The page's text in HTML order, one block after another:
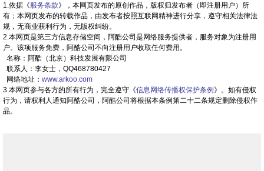
1.依据《服务条款》，本网页发布的原创作品，版权归发布者（即注册用户）所
有；本网页发布的转载作品，由发布者按照互联网精神进行分享，遵守相关法律法
规，无商业获利行为，无版权纠纷。
2.本网页是第三方信息存储空间，阿酷公司是网络服务提供者，服务对象为注册用
户。该项服务免费，阿酷公司不向注册用户收取任何费用。
名称：阿酷（北京）科技发展有限公司
联系人：李女士，QQ468780427
网络地址： www.arkoo.com
3.本网页参与各方的所有行为，完全遵守《信息网络传播权保护条例 》。如有侵权
行为，请权利人通知阿酷公司，阿酷公司将根据本条例第二十二条规定删除侵权作
品。